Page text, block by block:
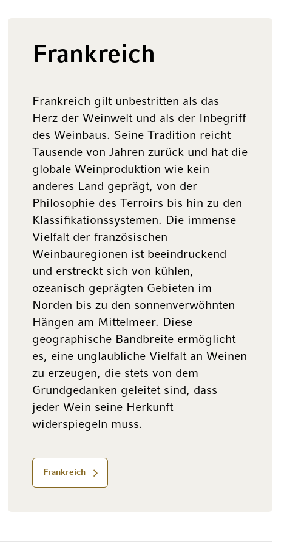
Frankreich
Frankreich gilt unbestritten als das
Herz der Weinwelt und als der Inbegriff
des Weinbaus. Seine Tradition reicht
Tausende von Jahren zurück und hat die
globale Weinproduktion wie kein
anderes Land geprägt, von der
Philosophie des Terroirs bis hin zu den
Klassifikationssystemen. Die immense
Vielfalt der französischen
Weinbauregionen ist beeindruckend
und erstreckt sich von kühlen,
ozeanisch geprägten Gebieten im
Norden bis zu den sonnenverwöhnten
Hängen am Mittelmeer. Diese
geographische Bandbreite ermöglicht
es, eine unglaubliche Vielfalt an Weinen
zu erzeugen, die stets von dem
Grundgedanken geleitet sind, dass
jeder Wein seine Herkunft
widerspiegeln muss.
Frankreich